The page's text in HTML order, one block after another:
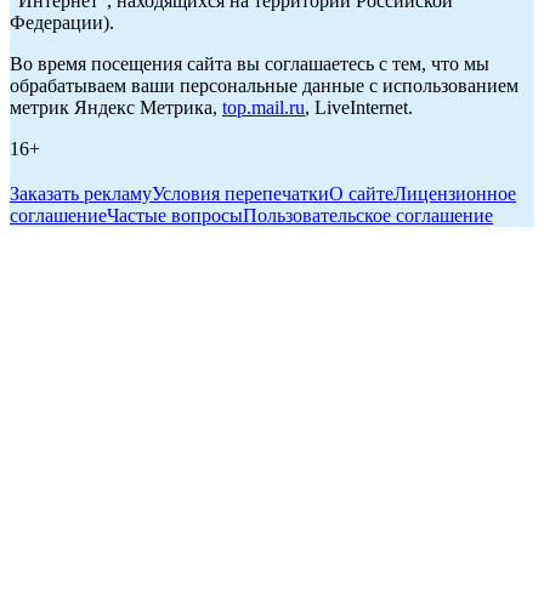
Федерации).
Во время посещения сайта вы соглашаетесь с тем, что мы
обрабатываем ваши персональные данные с использованием
метрик Яндекс Метрика, top.mail.ru, LiveInternet.
16+
Заказать рекламуУсловия перепечаткиО сайтеЛицензионное
соглашениеЧастые вопросыПользовательское соглашение